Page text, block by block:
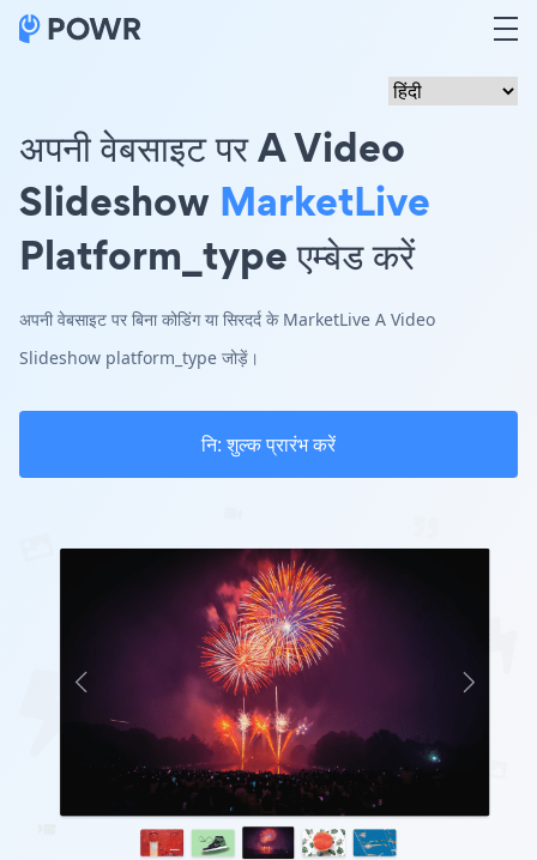
अपनी वेबसाइट पर A Video
Slideshow MarketLive
Platform_type एम्बेड करें
अपनी वेबसाइट पर बिना कोडिंग या सिरदर्द के MarketLive A Video
Slideshow platform_type जोड़ें।
नि: शुल्क प्रारंभ करें